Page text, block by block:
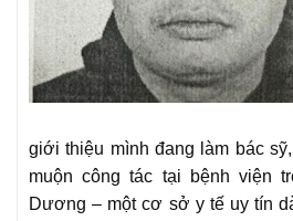
giới thiệu mình đang làm bác
muộn công tác tại bệnh viện
Dương – một cơ sở y tế uy tín